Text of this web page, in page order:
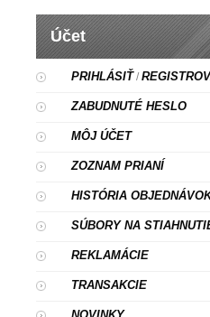
Účet
PRIHLÁSIŤ/
ZABUDNUTÉ HESLO
MÔJ ÚČET
ZOZNAM PRIANÍ
HISTÓRIA
SÚBORY NA
REKLAMÁCIE
TRANSAKCIE